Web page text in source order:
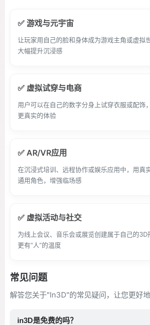
✅ 游戏与元宇宙
让玩家用自己的脸和身体成为游戏主角或虚拟
大幅提升沉浸感
✅ 虚拟试穿与电商
用户可以在自己的数字分身上试穿衣服或配饰
更真实的体验
✅ AR/VR应用
在沉浸式培训、远程协作或娱乐应用中，用真
通用角色，增强临场感
✅ 虚拟活动与社交
为线上会议、音乐会或展览创建属于自己的3D
更有“人”的温度
常见问题
解答您关于"In3D"的常见疑问，让您更好
in3D是免费的吗？